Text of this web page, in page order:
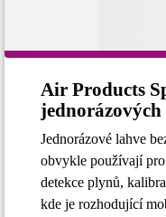
Air Products
Jednorázové lahve
obvykle používají
detekce plynů,
kde je rozhodující